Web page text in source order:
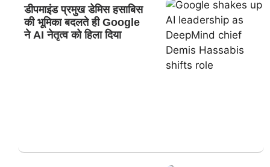
डीपमाइंड प्रमुख डेमिस हसाबिस
की भूमिका बदलते ही Google
ने AI नेतृत्व को हिला दिया